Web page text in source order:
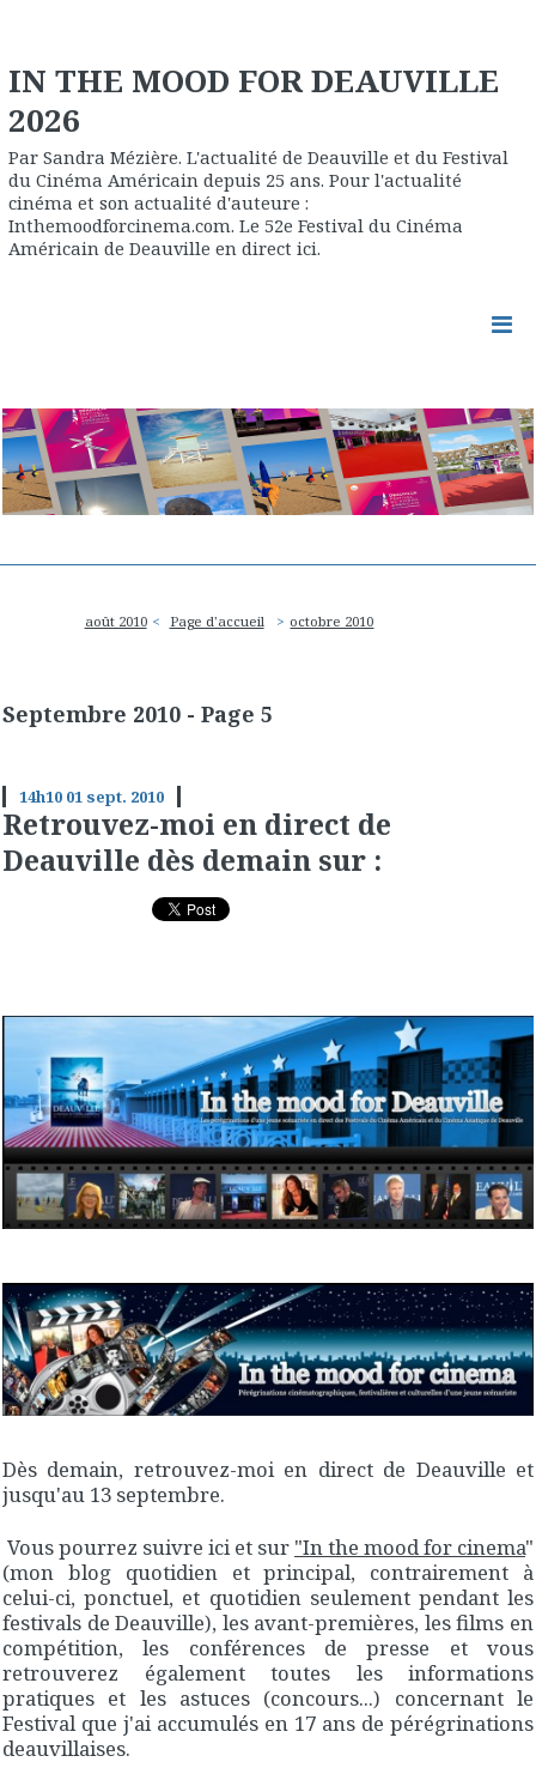
IN THE MOOD FOR DEAUVILLE
2026
Par Sandra Mézière. L'actualité de Deauville et du Festival
du Cinéma Américain depuis 25 ans. Pour l'actualité
cinéma et son actualité d'auteure :
Inthemoodforcinema.com. Le 52e Festival du Cinéma
Américain de Deauville en direct ici.
août 2010 Page d'accueil octobre 2010
Septembre 2010 - Page 5
14h10 01 sept. 2010
Retrouvez-moi en direct de
Deauville dès demain sur :
Dès demain, retrouvez-moi en direct de Deauville et
jusqu'au 13 septembre.
Vous pourrez suivre ici et sur "In the mood for cinema"
(mon blog quotidien et principal, contrairement à
celui-ci, ponctuel, et quotidien seulement pendant les
festivals de Deauville), les avant-premières, les films en
compétition, les conférences de presse et vous
retrouverez également toutes les informations
pratiques et les astuces (concours...) concernant le
Festival que j'ai accumulés en 17 ans de pérégrinations
deauvillaises.